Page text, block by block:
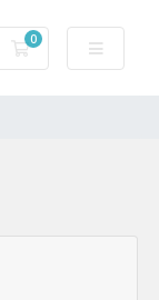
0
Shopping Cart